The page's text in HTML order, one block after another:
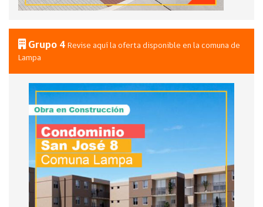
Grupo 4 Revise aquí la oferta disponible en la comuna de
Lampa